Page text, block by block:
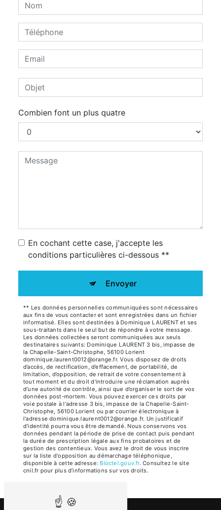
Combien font un plus quatre
En cochant cette case, j'accepte les
conditions particulières ci-dessous **
Envoyer
** Les données personnelles communiquées sont nécessaires
aux fins de vous contacter et sont enregistrées dans un fichier
informatisé. Elles sont destinées à Dominique LAURENT et ses
sous-traitants dans le seul but de répondre à votre message.
Les données collectées seront communiquées aux seuls
destinataires suivants: Dominique LAURENT 3 bis, impasse de
la Chapelle-Saint-Christophe, 56100 Lorient
dominique.laurent0012@orange.fr. Vous disposez de droits
d’accès, de rectification, d’effacement, de portabilité, de
limitation, d’opposition, de retrait de votre consentement à
tout moment et du droit d’introduire une réclamation auprès
d’une autorité de contrôle, ainsi que d’organiser le sort de vos
données post-mortem. Vous pouvez exercer ces droits par
voie postale à l'adresse 3 bis, impasse de la Chapelle-Saint-
Christophe, 56100 Lorient ou par courrier électronique à
l'adresse dominique.laurent0012@orange.fr. Un justificatif
d'identité pourra vous être demandé. Nous conservons vos
données pendant la période de prise de contact puis pendant
la durée de prescription légale aux fins probatoires et de
gestion des contentieux. Vous avez le droit de vous inscrire
sur la liste d'opposition au démarchage téléphonique,
disponible à cette adresse:
Bloctel.gouv.fr. Consultez le site
cnil.fr pour plus d’informations sur vos droits.